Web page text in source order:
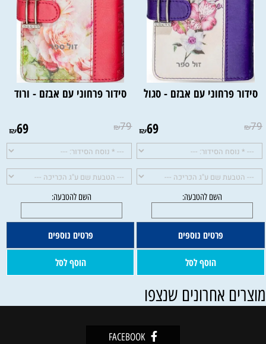
סידור פרחוני עם אבזם - סגול
₪79
₪69
פרטים נוספים
הוסף לסל
סידור פרחוני עם אבזם - ורוד
₪79
₪69
פרטים נוספים
הוסף לסל
אחרונים שנצפו
FACEBOOK